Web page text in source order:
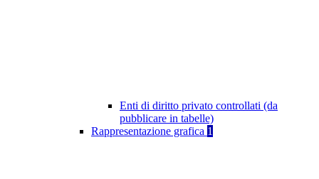
Enti di diritto privato controllati (da
pubblicare in tabelle)
Rappresentazione grafica 1